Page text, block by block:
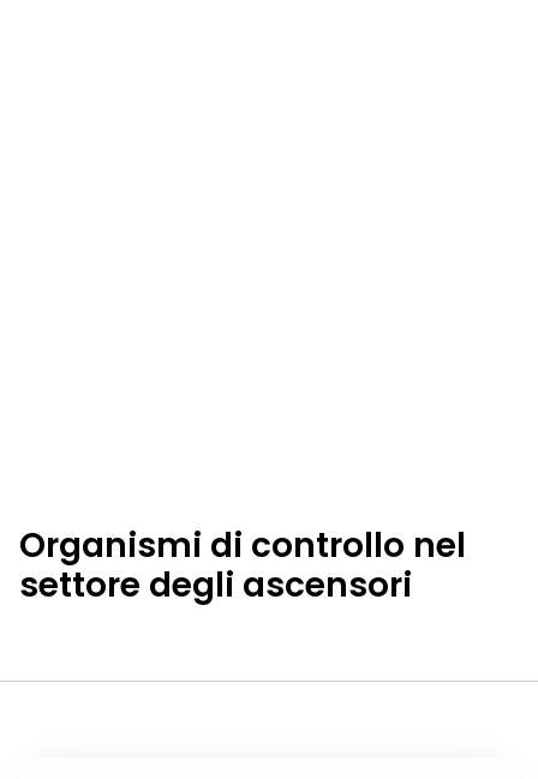
Organismi di controllo nel
settore degli ascensori